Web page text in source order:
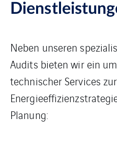
Neben unseren
Audits bieten wir ein
technischer Services
Planung: